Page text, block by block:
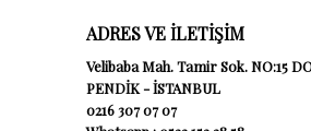
ADRES VE İLETİŞİM
Velibaba Mah. Tamir Sok. NO:15
PENDİK - İSTANBUL
0216 307 07 07